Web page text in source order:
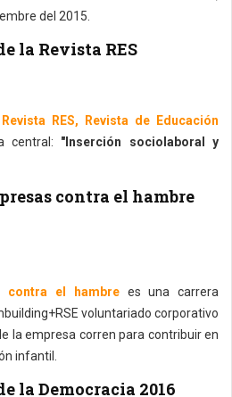
del 2015.
la Revista RES
RES, Revista de Educación
central: "Inserción sociolaboral y
contra el hambre
contra el hambrees una carrera
voluntariado corporativo
la empresa corren para contribuir en
infantil.
la Democracia 2016